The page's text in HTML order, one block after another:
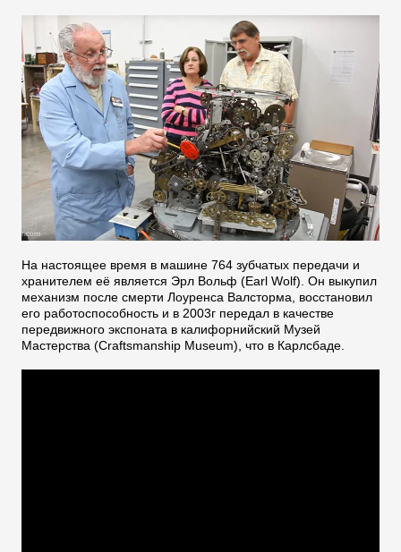
На настоящее время в машине 764 зубчатых передачи и
хранителем её является Эрл Вольф (Earl Wolf). Он выкупил
механизм после смерти Лоуренса Валсторма, восстановил
его работоспособность и в 2003г передал в качестве
передвижного экспоната в калифорнийский Музей
Мастерства (Craftsmanship Museum), что в Карлсбаде.